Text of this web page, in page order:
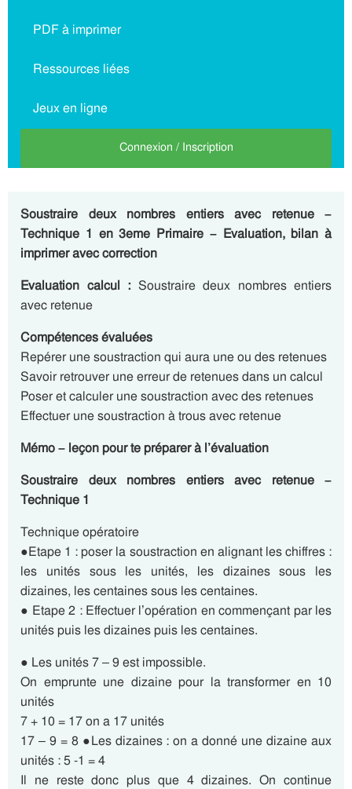
PDF à imprimer
Ressources liées
Jeux en ligne
Connexion / Inscription
Soustraire deux nombres entiers avec retenue –
Technique 1 en 3eme Primaire – Evaluation, bilan à
imprimer avec correction
Evaluation calcul : Soustraire deux nombres entiers
avec retenue
Compétences évaluées
Repérer une soustraction qui aura une ou des retenues
Savoir retrouver une erreur de retenues dans un calcul
Poser et calculer une soustraction avec des retenues
Effectuer une soustraction à trous avec retenue
Mémo – leçon pour te préparer à l’évaluation
Soustraire deux nombres entiers avec retenue –
Technique 1
Technique opératoire
●Etape 1 : poser la soustraction en alignant les chiffres :
les unités sous les unités, les dizaines sous les
dizaines, les centaines sous les centaines.
● Etape 2 : Effectuer l’opération en commençant par les
unités puis les dizaines puis les centaines.
● Les unités 7 – 9 est impossible.
On emprunte une dizaine pour la transformer en 10
unités
7 + 10 = 17 on a 17 unités
17 – 9 = 8 ●Les dizaines : on a donné une dizaine aux
unités : 5 -1 = 4
Il ne reste donc plus que 4 dizaines. On continue